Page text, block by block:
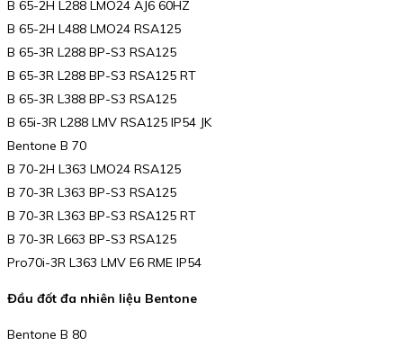
B 65-2H L288 LMO24 AJ6 60HZ
B 65-2H L488 LMO24 RSA125
B 65-3R L288 BP-S3 RSA125
B 65-3R L288 BP-S3 RSA125 RT
B 65-3R L388 BP-S3 RSA125
B 65i-3R L288 LMV RSA125 IP54 JK
Bentone B 70
B 70-2H L363 LMO24 RSA125
B 70-3R L363 BP-S3 RSA125
B 70-3R L363 BP-S3 RSA125 RT
B 70-3R L663 BP-S3 RSA125
Pro70i-3R L363 LMV E6 RME IP54
Đầu đốt đa nhiên liệu Bentone
Bentone B 80